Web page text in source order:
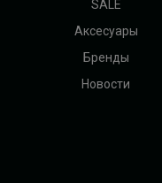
SALE
Аксесуары
Бренды
Новости